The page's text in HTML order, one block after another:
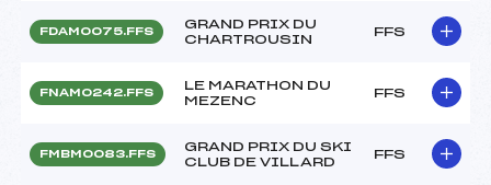
FDAM0075.FFS
GRAND PRIX DU
CHARTROUSIN
FFS
FNAM0242.FFS
LE MARATHON DU
MEZENC
FFS
FMBM0083.FFS
GRAND PRIX DU SKI
CLUB DE VILLARD
FFS